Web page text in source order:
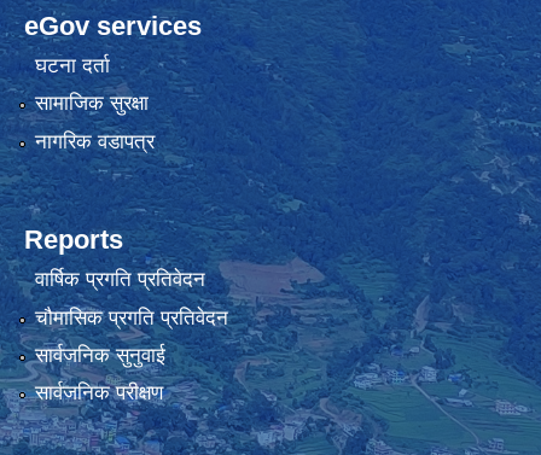
eGov services
घटना दर्ता
सामाजिक सुरक्षा
नागरिक वडापत्र
Reports
वार्षिक प्रगति प्रतिवेदन
चौमासिक प्रगति प्रतिवेदन
सार्वजनिक सुनुवाई
सार्वजनिक परीक्षण